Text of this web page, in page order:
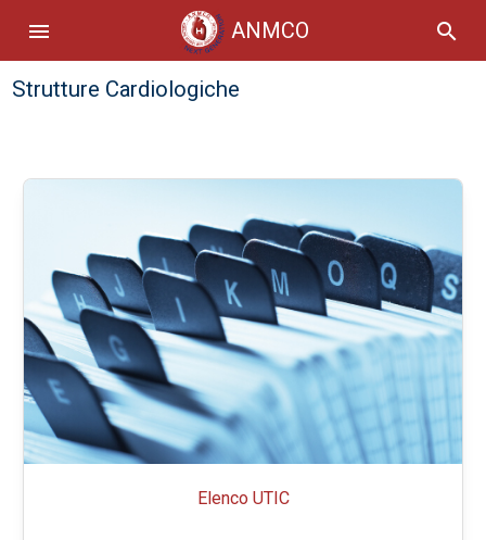
menu ANMCO search
Strutture Cardiologiche
Elenco UTIC